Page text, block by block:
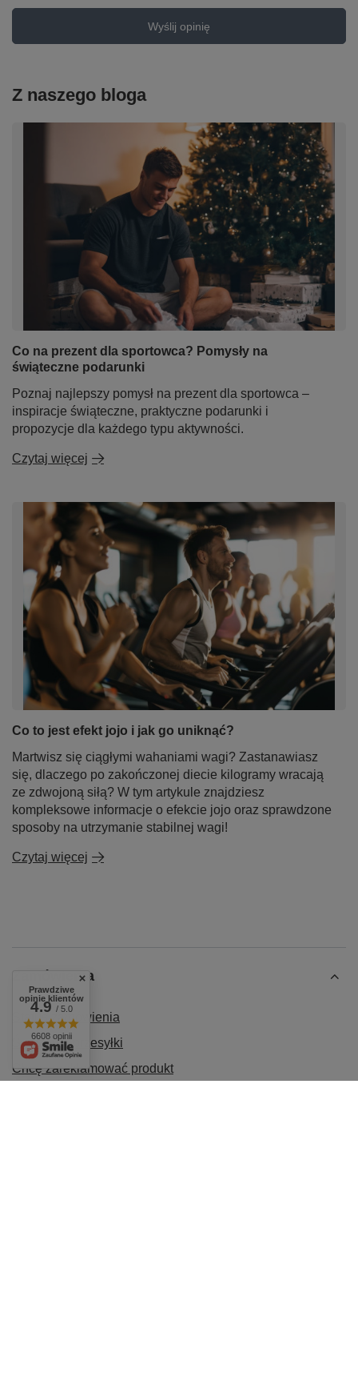
Wyślij opinię
Z naszego bloga
Co na prezent dla sportowca? Pomysły na
świąteczne podarunki
Poznaj najlepszy pomysł na prezent dla sportowca –
inspiracje świąteczne, praktyczne podarunki i
propozycje dla każdego typu aktywności.
Czytaj więcej
Co to jest efekt jojo i jak go uniknąć?
Martwisz się ciągłymi wahaniami wagi? Zastanawiasz
się, dlaczego po zakończonej diecie kilogramy wracają
ze zdwojoną siłą? W tym artykule znajdziesz
kompleksowe informacje o efekcie jojo oraz sprawdzone
sposoby na utrzymanie stabilnej wagi!
Czytaj więcej
Zamówienia
Status zamówienia
Śledzenie przesyłki
Chcę zareklamować produkt
Prawdziwe
opinie klientów
4.9/ 5.0
6608 opinii